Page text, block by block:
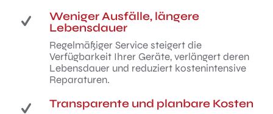
Weniger Ausfälle, längere
Lebensdauer
Regelmäßiger Service steigert die
Verfügbarkeit Ihrer Geräte, verlängert deren
Lebensdauer und reduziert kostenintensive
Reparaturen.
Transparente und planbare Kosten